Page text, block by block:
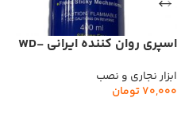
اسپری روان کننده ایرانی WD-
ابزار نجاری و نصب
70,000تومان